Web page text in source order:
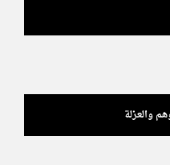
والعزلة